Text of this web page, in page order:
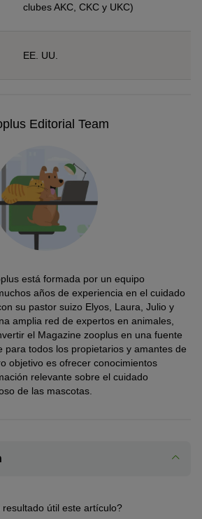
clubes AKC, CKC y UKC)
EE. UU.
Editorial Team
está formada por un equipo
años de experiencia en el cuidado
su pastor suizo Elyos, Laura, Julio y
amplia red de expertos en animales,
el Magazine zooplus en una fuente
para todos los propietarios y amantes de
objetivo es ofrecer conocimientos
relevante sobre el cuidado
de las mascotas.
resultado útil este artículo?